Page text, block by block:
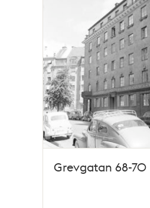
Grevgatan 68-70